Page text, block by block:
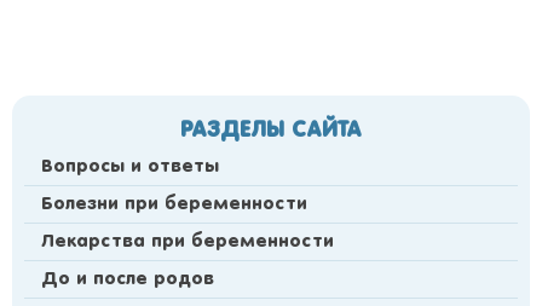
РАЗДЕЛЫ САЙТА
Вопросы и ответы
Болезни при беременности
Лекарства при беременности
До и после родов